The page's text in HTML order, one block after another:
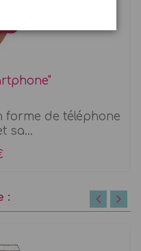
forme de téléphone
sa...
: